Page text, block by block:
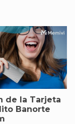
de la Tarjeta
Banorte